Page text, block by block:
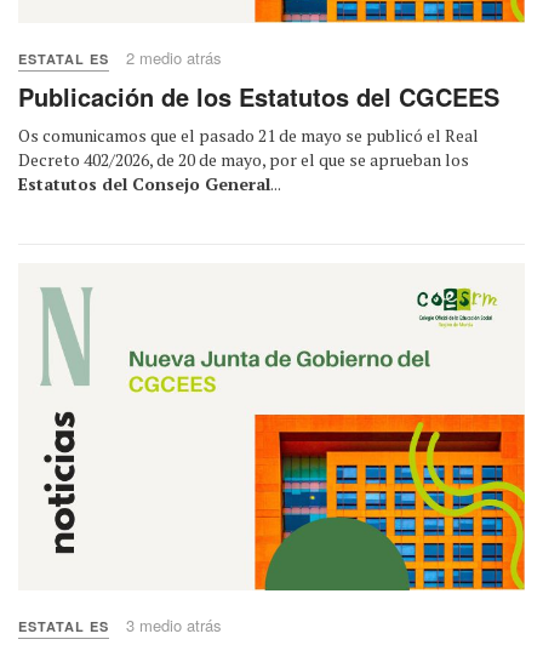
ESTATAL ES 2 medio atrás
Publicación de los Estatutos del CGCEES
Os comunicamos que el pasado 21 de mayo se publicó el Real
Decreto 402/2026, de 20 de mayo, por el que se aprueban los
Estatutos del Consejo General...
ESTATAL ES 3 medio atrás